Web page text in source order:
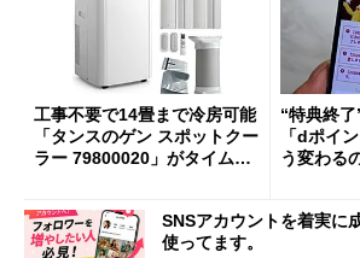
工事不要で14畳まで冷房可能
「タンスのゲン スポットクー
ラー 79800020」がタイムセ
“特典終了
「dポイ
う変わる
SNSアカウントを着実に
使ってます。